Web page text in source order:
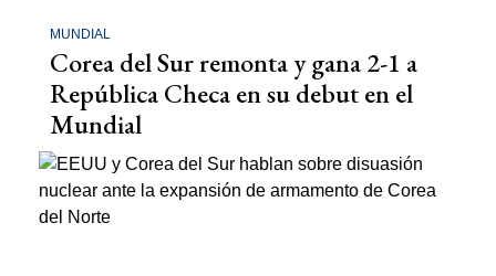
MUNDIAL
Corea del Sur remonta y gana 2-1 a
República Checa en su debut en el
Mundial